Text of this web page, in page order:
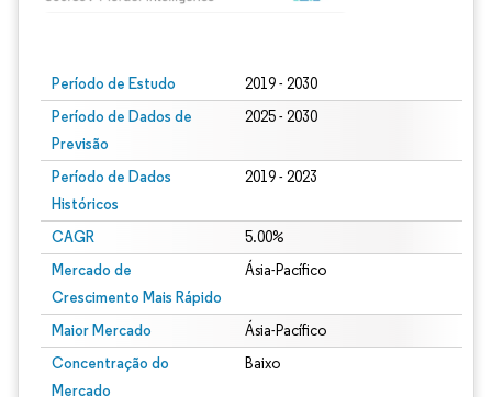
Período de Estudo 2019 - 2030
Período de Dados de
Previsão
2025 - 2030
Período de Dados
Históricos
2019 - 2023
CAGR 5.00%
Mercado de
Crescimento Mais Rápido
Ásia-Pacífico
Maior Mercado Ásia-Pacífico
Concentração do
Mercado
Baixo